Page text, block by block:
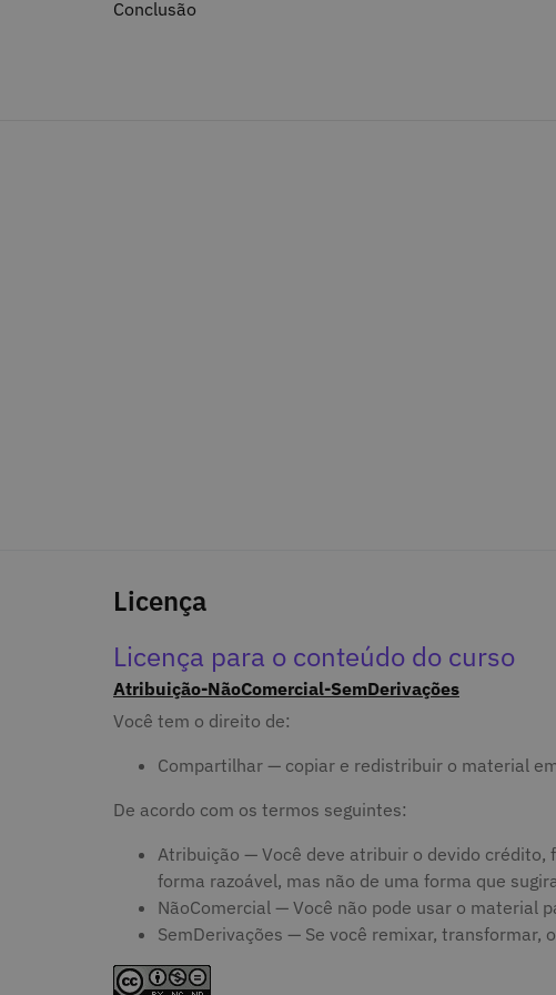
Conclusão
Licença
Licença para o conteúdo do curso
Atribuição-NãoComercial-SemDerivações
Você tem o direito de:
Compartilhar — copiar e redistribuir o material
De acordo com os termos seguintes:
Atribuição — Você deve atribuir o devido crédito,
forma razoável, mas não de uma forma que
NãoComercial — Você não pode usar o material
SemDerivações — Se você remixar,